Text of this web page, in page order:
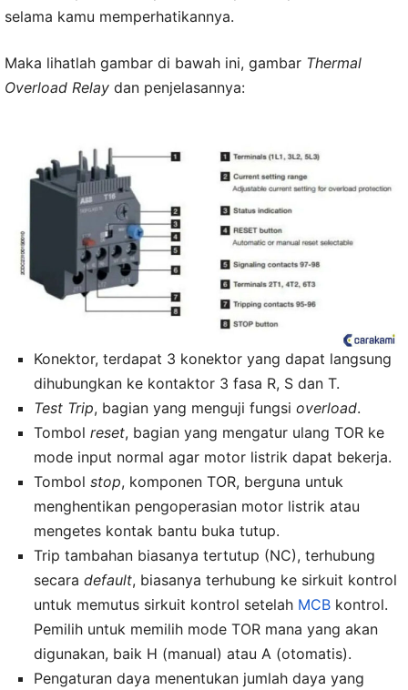
selama kamu memperhatikannya.
Maka lihatlah gambar di bawah ini, gambar Thermal
Overload Relay dan penjelasannya:
Konektor, terdapat 3 konektor yang dapat langsung
dihubungkan ke kontaktor 3 fasa R, S dan T.
Test Trip, bagian yang menguji fungsi overload.
Tombol reset, bagian yang mengatur ulang TOR ke
mode input normal agar motor listrik dapat bekerja.
Tombol stop, komponen TOR, berguna untuk
menghentikan pengoperasian motor listrik atau
mengetes kontak bantu buka tutup.
Trip tambahan biasanya tertutup (NC), terhubung
secara default, biasanya terhubung ke sirkuit kontrol
untuk memutus sirkuit kontrol setelah MCB kontrol.
Pemilih untuk memilih mode TOR mana yang akan
digunakan, baik H (manual) atau A (otomatis).
Pengaturan daya menentukan jumlah daya yang